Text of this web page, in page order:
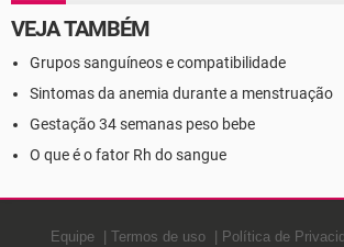
VEJA TAMBÉM
Grupos sanguíneos e compatibilidade
Sintomas da anemia durante a menstruação
Gestação 34 semanas peso bebe
O que é o fator Rh do sangue
Equipe Termos de uso Política de